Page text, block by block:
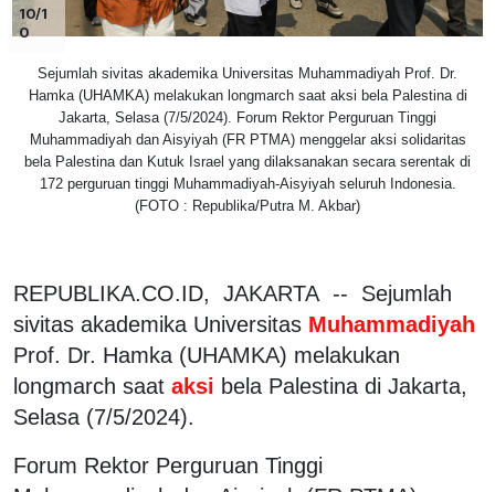
10/1
0
Sejumlah sivitas akademika Universitas Muhammadiyah Prof. Dr.
Hamka (UHAMKA) melakukan longmarch saat aksi bela Palestina di
Jakarta, Selasa (7/5/2024). Forum Rektor Perguruan Tinggi
Muhammadiyah dan Aisyiyah (FR PTMA) menggelar aksi solidaritas
bela Palestina dan Kutuk Israel yang dilaksanakan secara serentak di
172 perguruan tinggi Muhammadiyah-Aisyiyah seluruh Indonesia.
(FOTO : Republika/Putra M. Akbar)
REPUBLIKA.CO.ID, JAKARTA -- Sejumlah
sivitas akademika Universitas Muhammadiyah
Prof. Dr. Hamka (UHAMKA) melakukan
longmarch saat aksi bela Palestina di Jakarta,
Selasa (7/5/2024).
Forum Rektor Perguruan Tinggi